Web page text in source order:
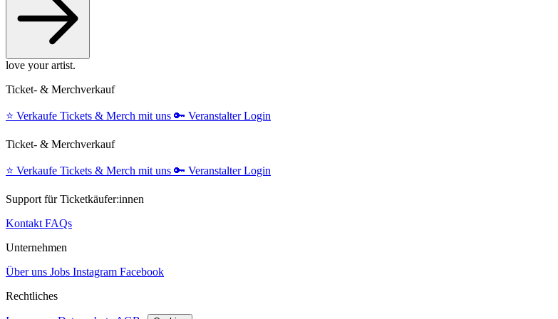
love your artist.
Ticket- & Merchverkauf
⭐️ Verkaufe Tickets & Merch mit uns 🔑 Veranstalter Login
Ticket- & Merchverkauf
⭐️ Verkaufe Tickets & Merch mit uns 🔑 Veranstalter Login
Support für Ticketkäufer:innen
Kontakt FAQs
Unternehmen
Über uns Jobs Instagram Facebook
Rechtliches